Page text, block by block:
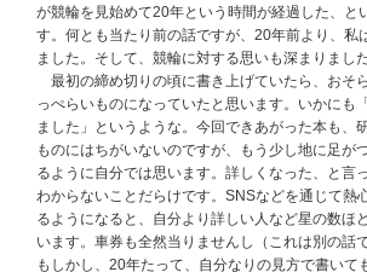
が競輪を見始めて20年という時間が経過した、と
す。何とも当たり前の話ですが、20年前より、私
ました。そして、競輪に対する思いも深まりました
最初の締め切りの頃に書き上げていたら、おそ
っぺらいものになっていたと思います。いかにも
ました」というような。今回できあがった本も、
ものにはちがいないのですが、もう少し地に足が
るように自分では思います。詳しくなった、と言
わからないことだらけです。SNSなどを通じて熱
るようになると、自分より詳しい人など星の数ほ
います。車券も全然当りませんし（これは別の
もしかし、20年たって、自分なりの見方で書いて